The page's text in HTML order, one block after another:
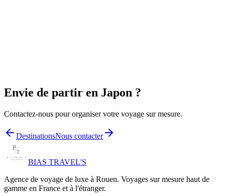
Envie de partir en Japon ?
Contactez-nous pour organiser votre voyage sur mesure.
DestinationsNous contacter
BIAS TRAVEL'S
Agence de voyage de luxe à Rouen. Voyages sur mesure haut de
gamme en France et à l'étranger.